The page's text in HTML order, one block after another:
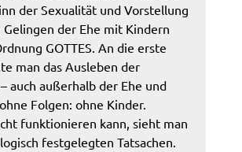
der Sexualität und Vorstellung
der Ehe mit Kindern
GOTTES. An die erste
man das Ausleben der
auch außerhalb der Ehe und
Folgen: ohne Kinder.
funktionieren kann, sieht man
festgelegten Tatsachen.